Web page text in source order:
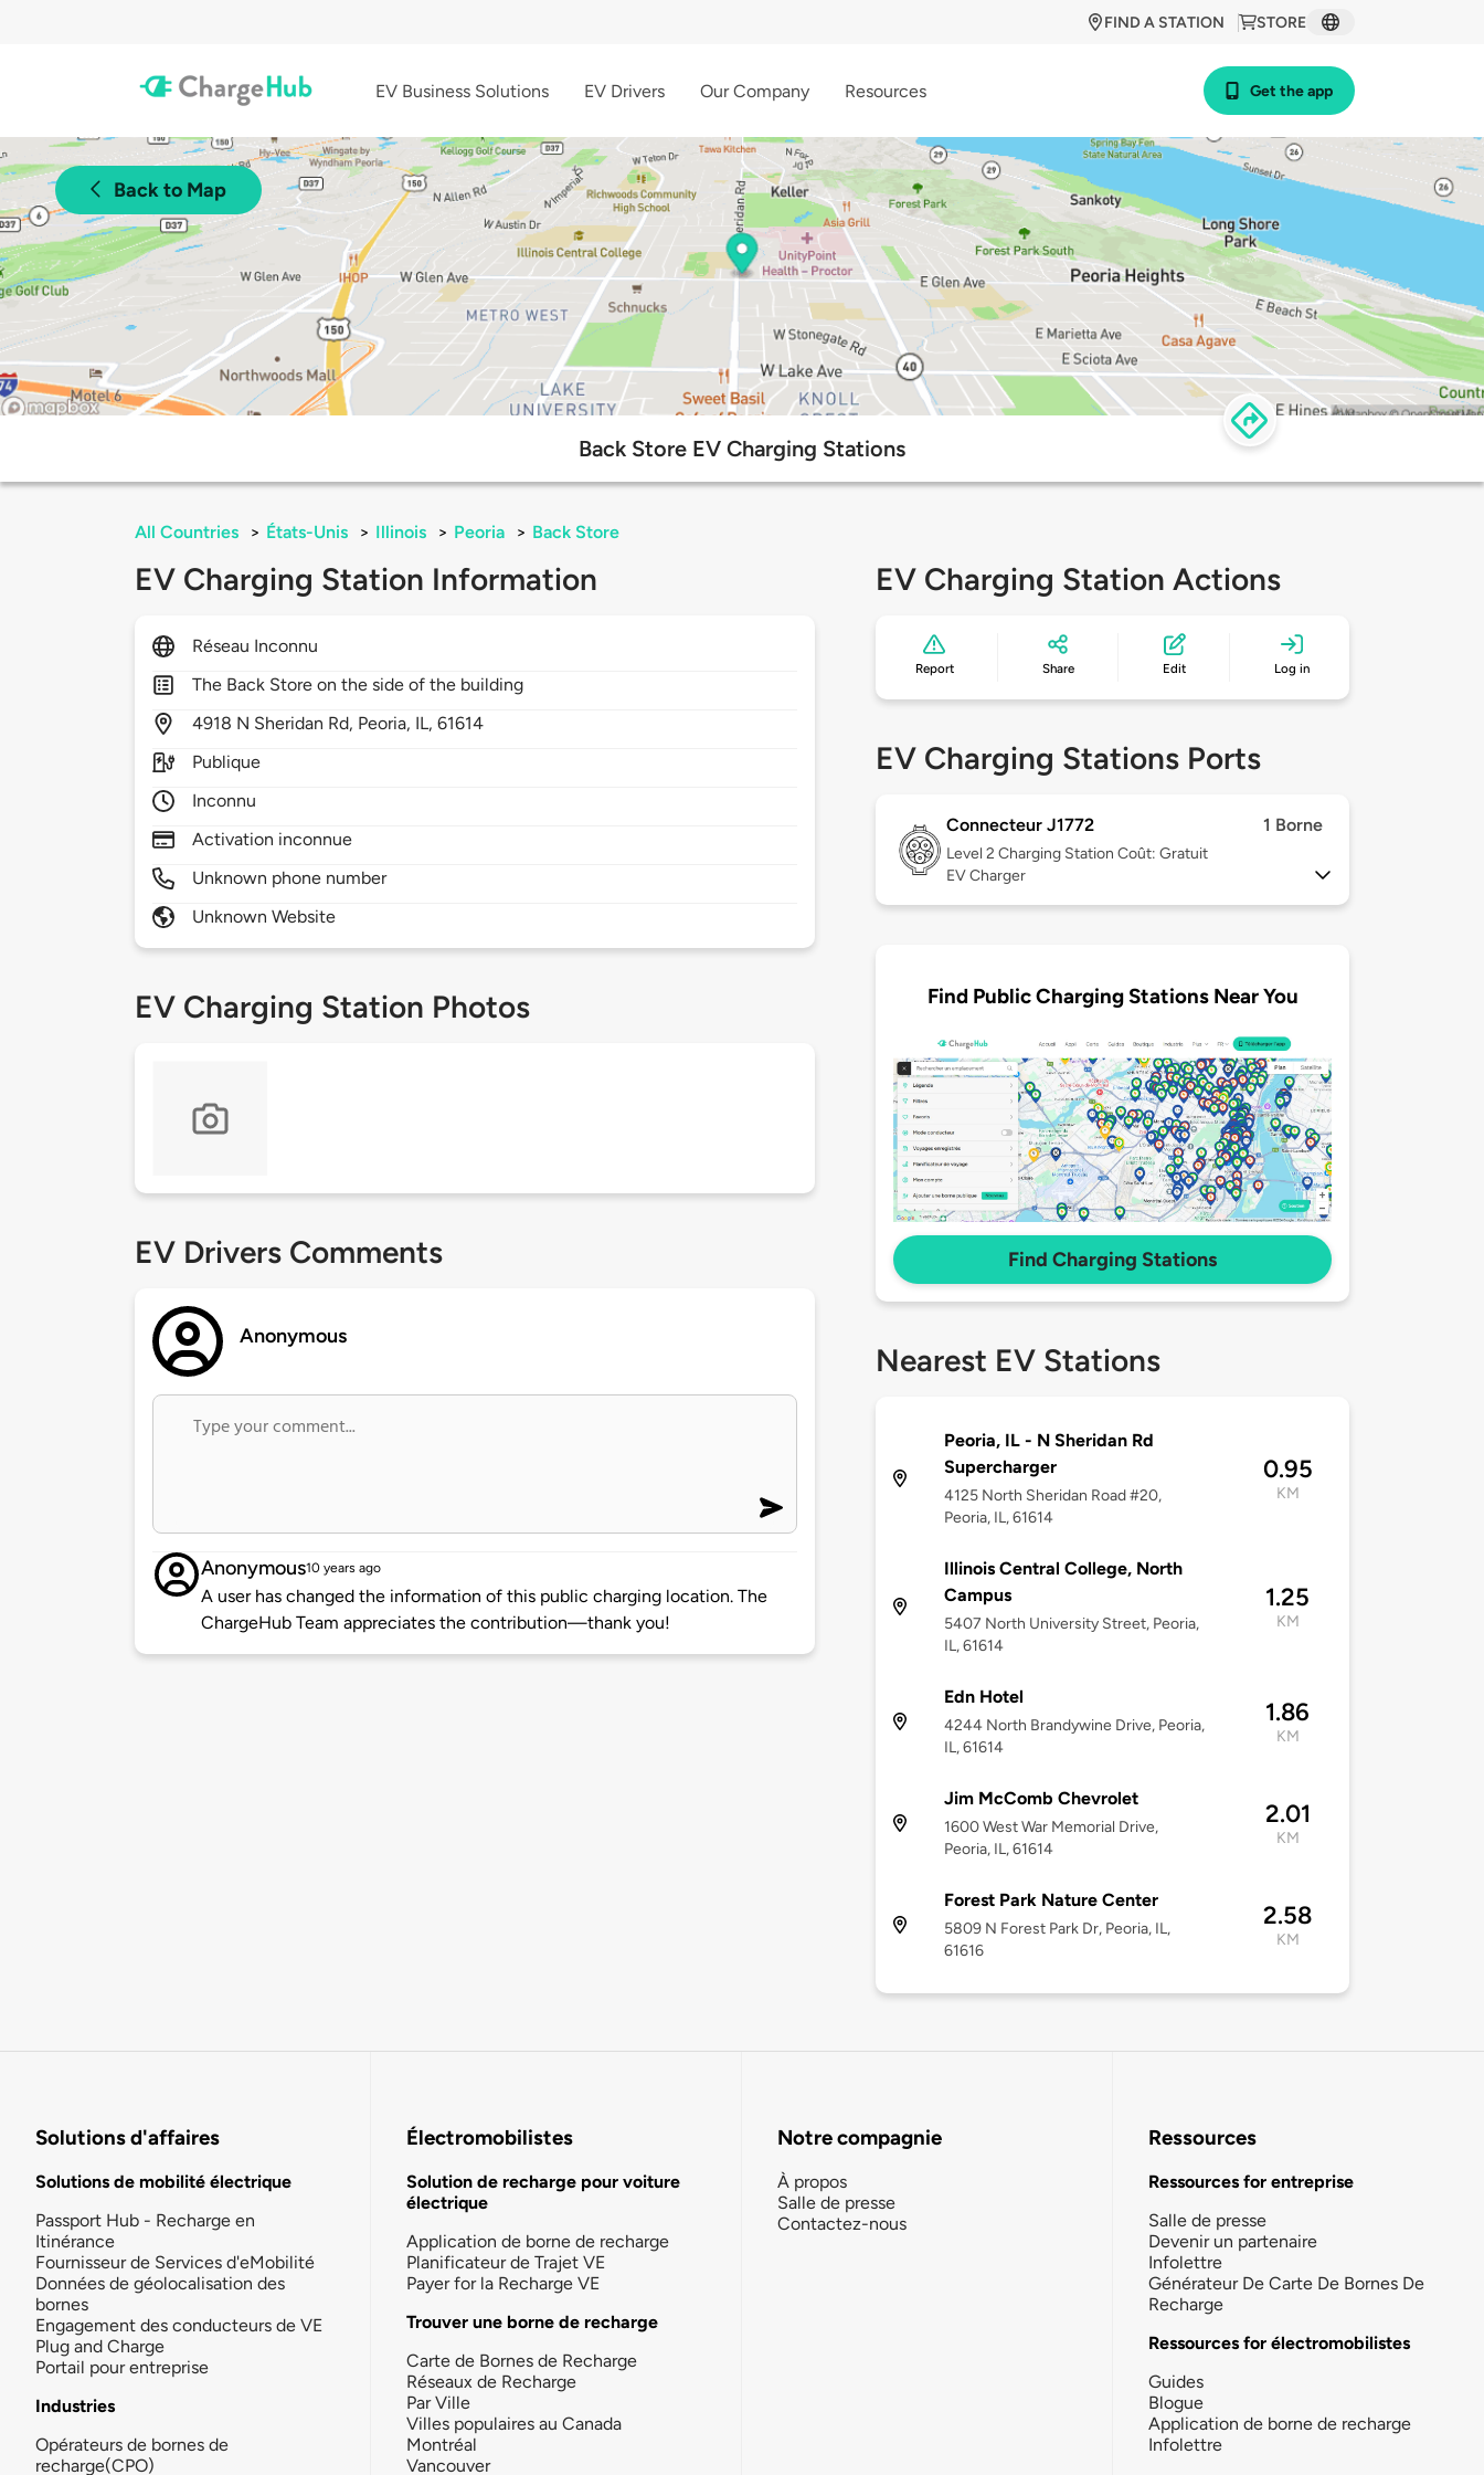
STORE
FIND A STATION
EV Business Solutions EV Drivers Our Company Resources Get the app
Back to Map
Back Store EV Charging Stations
All Countries > États-Unis > Illinois > Peoria > Back Store
EV Charging Station Information
Réseau Inconnu
The Back Store on the side of the building
4918 N Sheridan Rd, Peoria, IL,61614
Publique
Inconnu
Activation inconnue
Unknown phone number
Unknown Website
EV Charging Station Photos
EV Drivers Comments
Anonymous
Anonymous10 years ago
A user has changed the information of this public charging location. The
ChargeHub Team appreciates the contribution—thank you!
EV Charging Station Actions
Report Share Edit Log in
EV Charging Stations Ports
Connecteur J1772 1 Borne
Level 2 Charging Station Coût: Gratuit
EV Charger
Find Public Charging Stations Near You
Find Charging Stations
Nearest EV Stations
Peoria, IL - N Sheridan Rd
Supercharger
4125 North Sheridan Road #20,
Peoria, IL, 61614
0.95
KM
Illinois Central College, North
Campus
5407 North University Street, Peoria,
IL, 61614
1.25
KM
Edn Hotel
4244 North Brandywine Drive, Peoria,
IL, 61614
1.86
KM
Jim McComb Chevrolet
1600 West War Memorial Drive,
Peoria, IL, 61614
2.01
KM
Forest Park Nature Center
5809 N Forest Park Dr, Peoria, IL,
61616
2.58
KM
Solutions d'affaires
Solutions de mobilité électrique
Passport Hub - Recharge en
Itinérance
Fournisseur de Services d'eMobilité
Données de géolocalisation des
bornes
Engagement des conducteurs de VE
Plug and Charge
Portail pour entreprise
Industries
Opérateurs de bornes de
recharge(CPO)
Électromobilistes
Solution de recharge pour voiture
électrique
Application de borne de recharge
Planificateur de Trajet VE
Payer for la Recharge VE
Trouver une borne de recharge
Carte de Bornes de Recharge
Réseaux de Recharge
Par Ville
Villes populaires au Canada
Montréal
Vancouver
Notre compagnie
À propos
Salle de presse
Contactez-nous
Ressources
Ressources for entreprise
Salle de presse
Devenir un partenaire
Infolettre
Générateur De Carte De Bornes De
Recharge
Ressources for électromobilistes
Guides
Blogue
Application de borne de recharge
Infolettre